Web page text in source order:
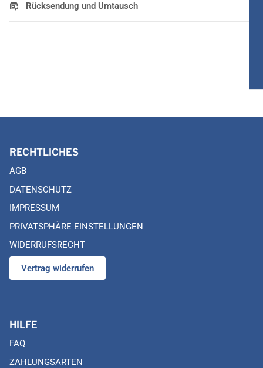
Rücksendung und Umtausch
RECHTLICHES
AGB
DATENSCHUTZ
IMPRESSUM
PRIVATSPHÄRE EINSTELLUNGEN
WIDERRUFSRECHT
Vertrag widerrufen
HILFE
FAQ
ZAHLUNGSARTEN